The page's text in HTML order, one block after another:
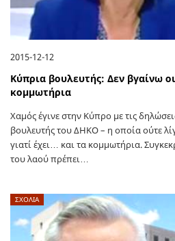
2015-12-12
Κύπρια βουλευτής: Δεν βγαίνω
κομμωτήρια
Χαμός έγινε στην Κύπρο με τις
βουλευτής του ΔΗΚΟ – η οποία ούτε
γιατί έχει… και τα κομμωτήρια.
του λαού πρέπει…
ΣΧΟΛΙΑ